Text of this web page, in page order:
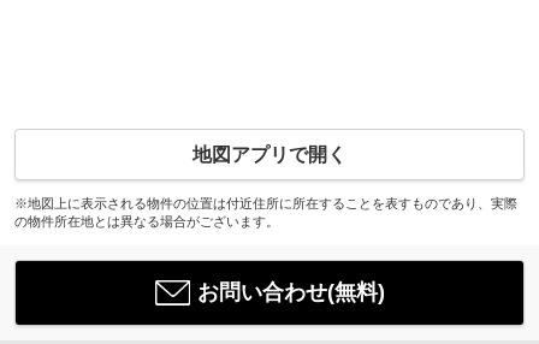
地図アプリで開く
※地図上に表示される物件の位置は付近住所に所在することを表すものであり、実際
の物件所在地とは異なる場合がございます。
お問い合わせ(無料)